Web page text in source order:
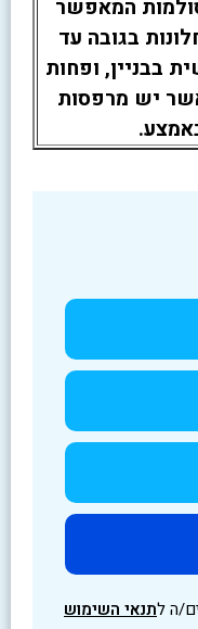
המאפשר
בגובה עד
בבניין, ופחות
יש מרפסות
ה לתנאי השימוש